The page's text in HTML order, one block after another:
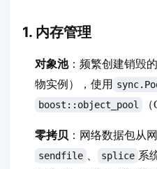
1. 内存管理
对象池：频繁创建销毁
物实例），使用
boost::object_pool
零拷贝 ：网络数据包从
sendfile splice 系